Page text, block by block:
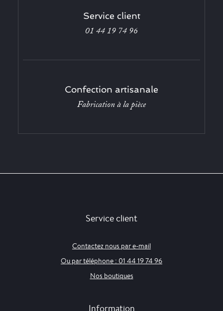
Service client
01 44 19 74 96
Confection artisanale
Fabrication à la pièce
Service client
Contactez nous par e-mail
Ou par téléphone : 01 44 19 74 96
Nos boutiques
Information